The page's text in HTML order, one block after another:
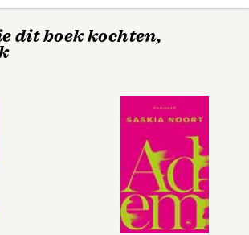
dit boek kochten,